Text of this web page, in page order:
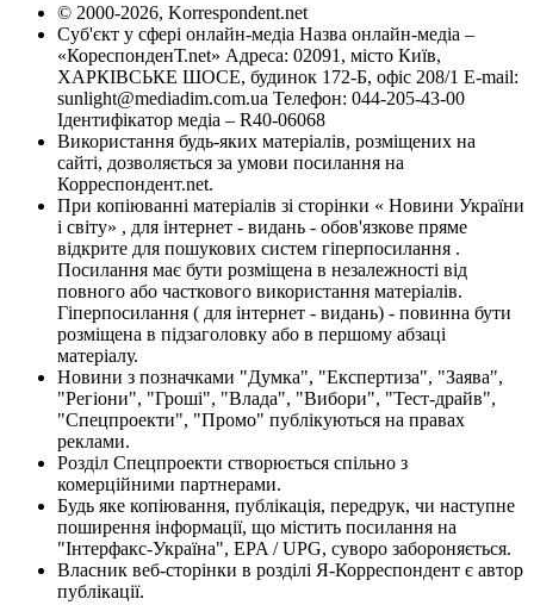
© 2000-2026, Korrespondent.net
Суб'єкт у сфері онлайн-медіа Назва онлайн-медіа –
«КореспонденТ.net» Адреса: 02091, місто Київ,
ХАРКІВСЬКЕ ШОСЕ, будинок 172-Б, офіс 208/1 E-mail:
sunlight@mediadim.com.ua Телефон: 044-205-43-00
Ідентифікатор медіа – R40-06068
Використання будь-яких матеріалів, розміщених на
сайті, дозволяється за умови посилання на
Корреспондент.net.
При копіюванні матеріалів зі сторінки « Новини України
і світу» , для інтернет - видань - обов'язкове пряме
відкрите для пошукових систем гіперпосилання .
Посилання має бути розміщена в незалежності від
повного або часткового використання матеріалів.
Гіперпосилання ( для інтернет - видань) - повинна бути
розміщена в підзаголовку або в першому абзаці
матеріалу.
Новини з позначками "Думка", "Експертиза", "Заява",
"Регіони", "Гроші", "Влада", "Вибори", "Тест-драйв",
"Спецпроекти", "Промо" публікуються на правах
реклами.
Розділ Спецпроекти створюється спільно з
комерційними партнерами.
Будь яке копіювання, публікація, передрук, чи наступне
поширення інформації, що містить посилання на
"Інтерфакс-Україна", EPA / UPG, суворо забороняється.
Власник веб-сторінки в розділі Я-Корреспондент є автор
публікації.